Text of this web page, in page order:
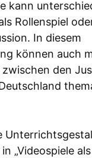
kann
Rollenspiel
In diesem
können auch
den
„Videospiele